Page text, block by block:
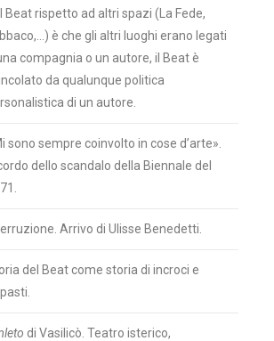
Beat rispetto ad altri spazi (La Fede,
è che gli altri luoghi erano legati
compagnia o un autore, il Beat è
da qualunque politica
di un autore.
sono sempre coinvolto in cose d’arte».
dello scandalo della Biennale del
Arrivo di Ulisse Benedetti.
del Beat come storia di incroci e
di Vasilicò. Teatro isterico,